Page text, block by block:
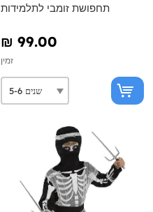
תחפושת זומבי לתלמידות
₪‎ 99.00
זמין